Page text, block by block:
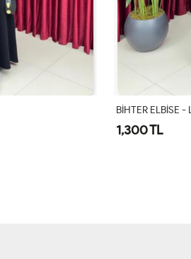
BİHTER ELBİSE -
1,300 TL